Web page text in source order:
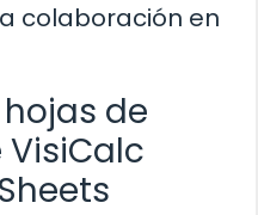
colaboración en
de